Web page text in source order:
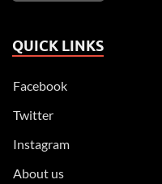
QUICK LINKS
Facebook
Twitter
Instagram
About us